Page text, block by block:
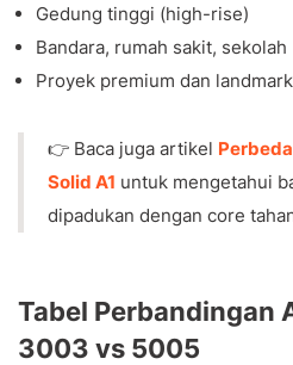
Gedung tinggi (high-rise)
Bandara, rumah sakit, sekolah
Proyek premium dan
👉 Baca juga artikel
Solid A1 untuk mengetahui
dipadukan dengan core
Tabel Perbandingan
3003 vs 5005